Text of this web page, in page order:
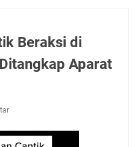
Beraksi di
Aparat